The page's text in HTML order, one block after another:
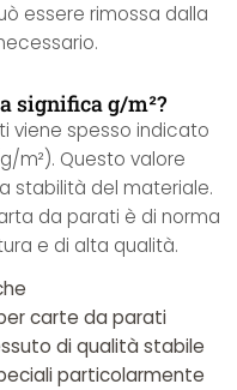
essere rimossa dalla
significa g/m²?
viene spesso indicato
m²). Questo valore
stabilità del materiale.
da parati è di norma
e di alta qualità.
carte da parati
di qualità stabile
particolarmente